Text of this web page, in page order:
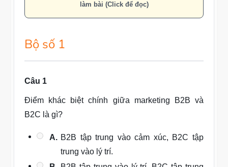
làm bài (Click để đọc)
Bộ số 1
Câu 1
Điểm khác biệt chính giữa marketing B2B và
B2C là gì?
A. B2B tập trung vào cảm xúc, B2C tập
trung vào lý trí.